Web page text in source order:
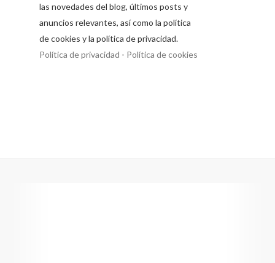
las novedades del blog, últimos posts y
anuncios relevantes, así como la política
de cookies y la política de privacidad.
Política de privacidad - Política de cookies